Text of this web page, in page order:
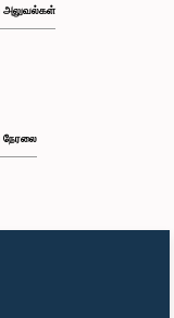
அலுவல்கள்
நேரலை